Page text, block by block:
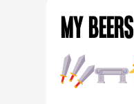
My beers